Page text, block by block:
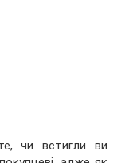
чи встигли ви